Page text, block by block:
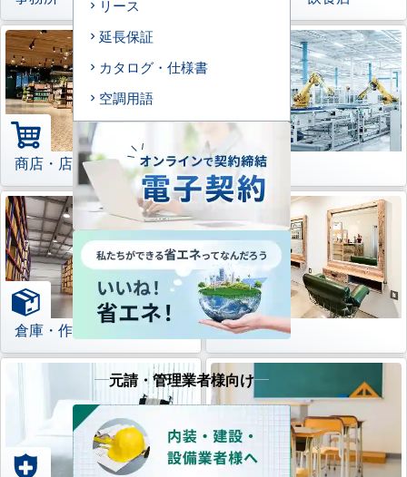
商店・店舗 工場
倉庫・作業場 理美容室
リース
延長保証
カタログ・仕様書
空調用語
元請・管理業者様向け